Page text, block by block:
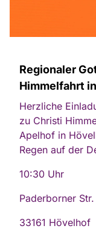
Regionaler
Himmelfahrt
Herzliche
zu Christi
Apelhof in
Regen auf der
10:30 Uhr
Paderborner Str.
33161 Hövelhof